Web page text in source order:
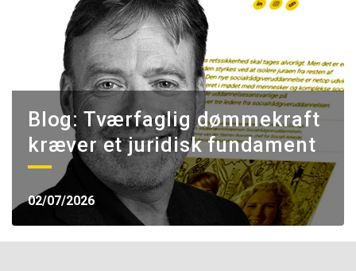
Blog: Tværfaglig dømmekraft
kræver et juridisk fundament
02/07/2026